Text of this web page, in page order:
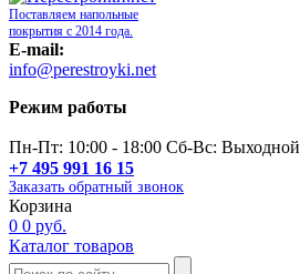
Поставляем напольные
покрытия с 2014 года.
E-mail:
info@perestroyki.net
Режим работы
Пн-Пт: 10:00 - 18:00 Сб-Вс: Выходной
+7 495 991 16 15
Заказать обратный звонок
Корзина
0 0 руб.
Каталог товаров